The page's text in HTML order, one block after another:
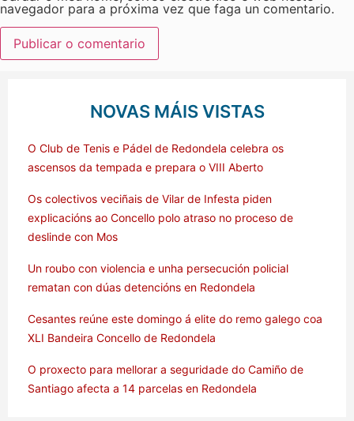
navegador para a próxima vez que faga un comentario.
NOVAS MÁIS VISTAS
O Club de Tenis e Pádel de Redondela celebra os
ascensos da tempada e prepara o VIII Aberto
Os colectivos veciñais de Vilar de Infesta piden
explicacións ao Concello polo atraso no proceso de
deslinde con Mos
Un roubo con violencia e unha persecución policial
rematan con dúas detencións en Redondela
Cesantes reúne este domingo á elite do remo galego coa
XLI Bandeira Concello de Redondela
O proxecto para mellorar a seguridade do Camiño de
Santiago afecta a 14 parcelas en Redondela